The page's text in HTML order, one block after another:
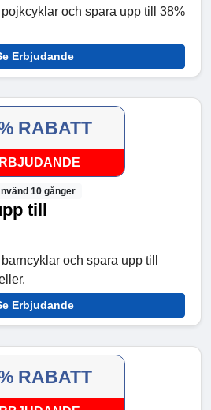
och spara upp till 38%
Erbjudande
RABATT
10 gånger
till
och spara upp till
Erbjudande
RABATT